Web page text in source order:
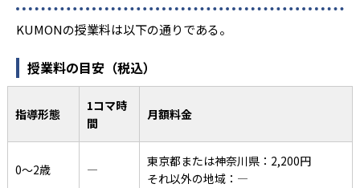
KUMONの授業料は以下の通りである。
授業料の目安（税込）
指導形態
1コマ時
間
月額料金
0〜2歳 ―
東京都または神奈川県：2,200円
それ以外の地域：―